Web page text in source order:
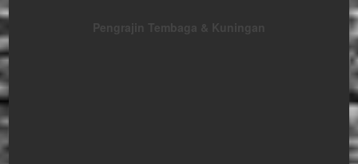
Pengrajin Tembaga & Kuningan